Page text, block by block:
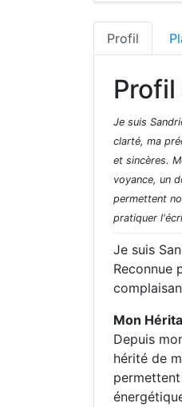
Profil
Je suis
clarté, ma
et sincères.
voyance, un
permettent
pratiquer
Je suis
Reconnue
Mon
Depuis
hérité de